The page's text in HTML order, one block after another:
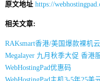
原文地址 https://
相关文章:
RAKsmart香港/美国爆款裸机
Megalayer 九月秋季大促 香港
WebHostingPad优惠码